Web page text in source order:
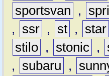
sportsvan
,
,
ssr , st , star
stilo , stonic ,
,
subaru ,